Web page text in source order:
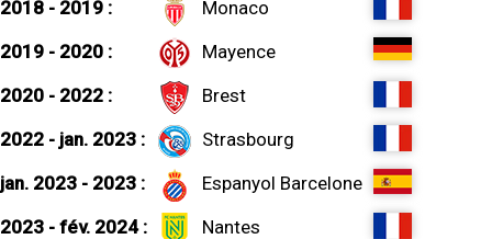
2018 - 2019 :
Monaco
2019 - 2020 :
Mayence
2020 - 2022 :
Brest
2022 - jan. 2023 :
Strasbourg
jan. 2023 - 2023 :
Espanyol Barcelone
2023 - fév. 2024 :
Nantes